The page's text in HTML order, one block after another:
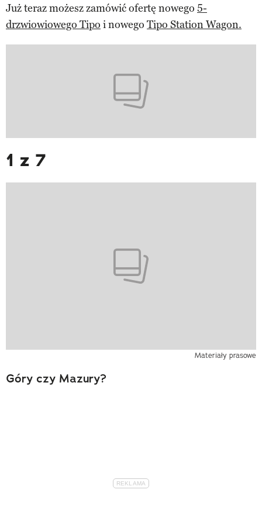
Już teraz możesz zamówić ofertę nowego 5-
drzwiowiowego Tipo i nowego Tipo Station Wagon.
1 z 7
Materiały prasowe
Góry czy Mazury?